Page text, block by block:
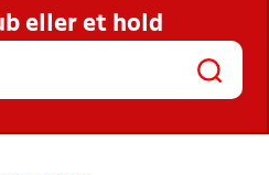
KLUBBER OG
eller et hold